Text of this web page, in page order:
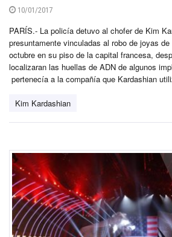
10/01/2017
PARÍS.- La policía detuvo al chofer de Kim
presuntamente vinculadas al robo de joyas
octubre en su piso de la capital francesa,
localizaran las huellas de ADN de algunos
pertenecía a la compañía que Kardashian
Kim Kardashian